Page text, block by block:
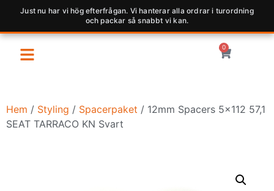
Just nu har vi hög efterfrågan. Vi hanterar alla ordrar i turordning
och packar så snabbt vi kan.
0
Hem / Styling / Spacerpaket / 12mm Spacers 5×112 57,1
SEAT TARRACO KN Svart